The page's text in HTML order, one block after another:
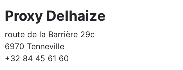
Proxy Delhaize
route de la Barrière 29c
6970 Tenneville
+32 84 45 61 60